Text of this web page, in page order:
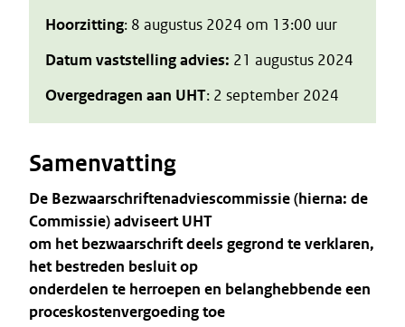
Hoorzitting: 8 augustus 2024 om 13:00 uur
Datum vaststelling advies: 21 augustus 2024
Overgedragen aan UHT: 2 september 2024
Samenvatting
De Bezwaarschriftenadviescommissie (hierna: de
Commissie) adviseert UHT
om het bezwaarschrift deels gegrond te verklaren,
het bestreden besluit op
onderdelen te herroepen en belanghebbende een
proceskostenvergoeding toe